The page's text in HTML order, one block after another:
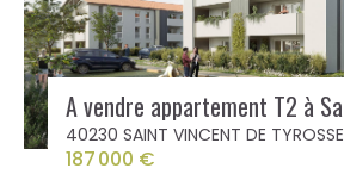
40230 SAINT VINCENT DE TYROSSE
187 000 €